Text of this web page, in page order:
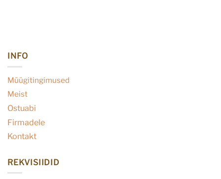
INFO
Müügitingimused
Meist
Ostuabi
Firmadele
Kontakt
REKVISIIDID